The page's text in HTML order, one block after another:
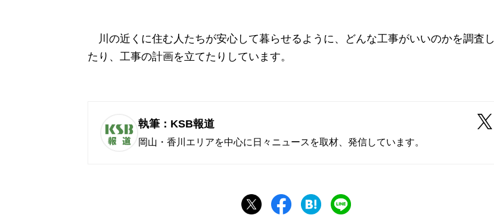
川の近くに住む人たちが安心して暮らせるように、どんな工事がいいのかを調査し
たり、工事の計画を立てたりしています。
執筆：KSB報道
岡山・香川エリアを中心に日々ニュースを取材、発信しています。